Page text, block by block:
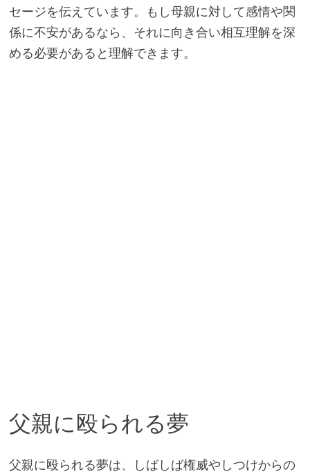
セージを伝えています。もし母親に対して感情や関
係に不安があるなら、それに向き合い相互理解を深
める必要があると理解できます。
父親に殴られる夢
父親に殴られる夢は、しばしば権威やしつけからの